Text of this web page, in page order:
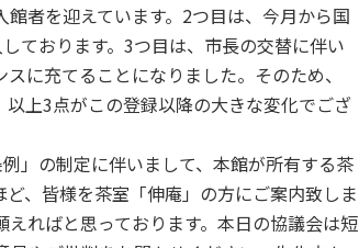
者を迎えています。2つ目は、今月から国
ております。3つ目は、市長の交替に伴い
に充てることになりました。そのため、
上3点がこの登録以降の大きな変化でござ
」の制定に伴いまして、本館が所有する茶
、皆様を茶室「伸庵」の方にご案内致しま
ればと思っております。本日の協議会は短